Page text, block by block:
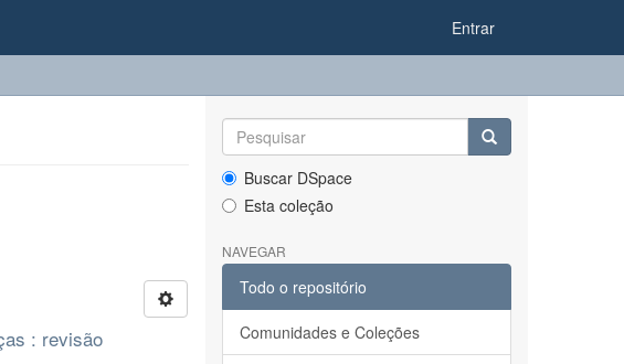
Entrar
: revisão
Buscar DSpace
Esta coleção
NAVEGAR
Todo o repositório
Comunidades e Coleções